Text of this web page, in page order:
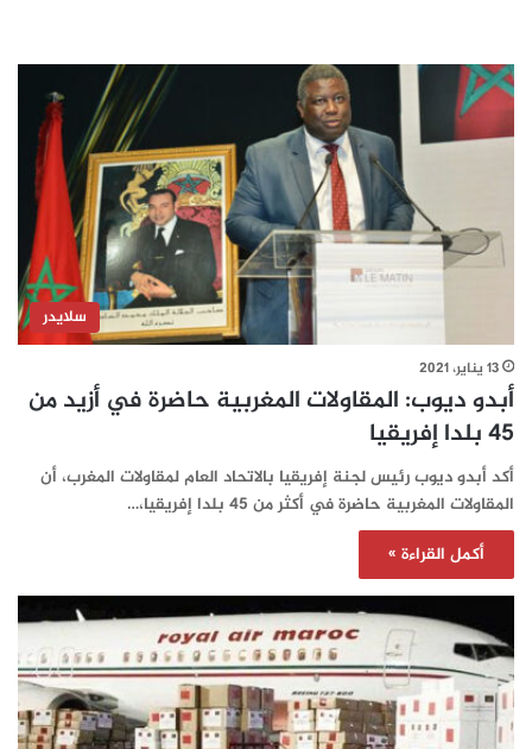
سلايدر
13 يناير، 2021
أبدو ديوب: المقاولات المغربية حاضرة في أزيد من
45 بلدا إفريقيا
أكد أبدو ديوب رئيس لجنة إفريقيا بالاتحاد العام لمقاولات المغرب، أن
المقاولات المغربية حاضرة في أكثر من 45 بلدا إفريقيا،…
أكمل القراءة »